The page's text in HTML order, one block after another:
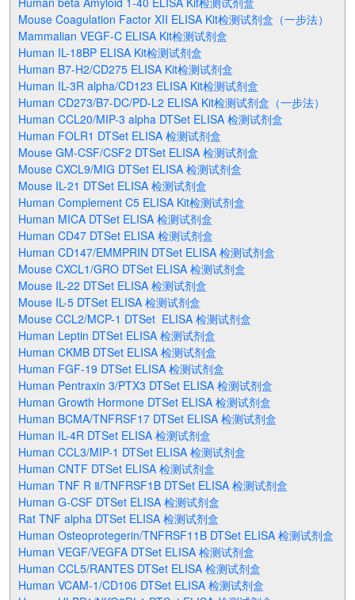
Mouse Coagulation Factor XII ELISA Kit检测试剂盒（一步法）
Mammalian VEGF-C ELISA Kit检测试剂盒
Human IL-18BP ELISA Kit检测试剂盒
Human B7-H2/CD275 ELISA Kit检测试剂盒
Human IL-3R alpha/CD123 ELISA Kit检测试剂盒
Human CD273/B7-DC/PD-L2 ELISA Kit检测试剂盒（一步法）
Human CCL20/MIP-3 alpha DTSet ELISA 检测试剂盒
Human FOLR1 DTSet ELISA 检测试剂盒
Mouse GM-CSF/CSF2 DTSet ELISA 检测试剂盒
Mouse CXCL9/MIG DTSet ELISA 检测试剂盒
Mouse IL-21 DTSet ELISA 检测试剂盒
Human Complement C5 ELISA Kit检测试剂盒
Human MICA DTSet ELISA 检测试剂盒
Human CD47 DTSet ELISA 检测试剂盒
Human CD147/EMMPRIN DTSet ELISA 检测试剂盒
Mouse CXCL1/GRO DTSet ELISA 检测试剂盒
Mouse IL-22 DTSet ELISA 检测试剂盒
Mouse IL-5 DTSet ELISA 检测试剂盒
Mouse CCL2/MCP-1 DTSet ELISA 检测试剂盒
Human Leptin DTSet ELISA 检测试剂盒
Human CKMB DTSet ELISA 检测试剂盒
Human FGF-19 DTSet ELISA 检测试剂盒
Human Pentraxin 3/PTX3 DTSet ELISA 检测试剂盒
Human Growth Hormone DTSet ELISA 检测试剂盒
Human BCMA/TNFRSF17 DTSet ELISA 检测试剂盒
Human IL-4R DTSet ELISA 检测试剂盒
Human CCL3/MIP-1 DTSet ELISA 检测试剂盒
Human CNTF DTSet ELISA 检测试剂盒
Human TNF R Ⅱ/TNFRSF1B DTSet ELISA 检测试剂盒
Human G-CSF DTSet ELISA 检测试剂盒
Rat TNF alpha DTSet ELISA 检测试剂盒
Human Osteoprotegerin/TNFRSF11B DTSet ELISA 检测试剂盒
Human VEGF/VEGFA DTSet ELISA 检测试剂盒
Human CCL5/RANTES DTSet ELISA 检测试剂盒
Human VCAM-1/CD106 DTSet ELISA 检测试剂盒